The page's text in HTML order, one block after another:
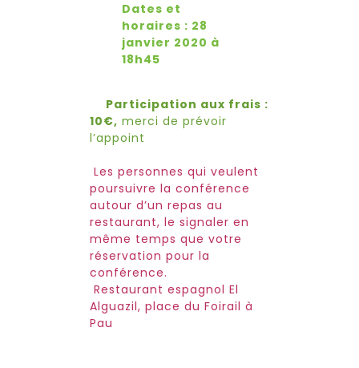
Dates et
horaires : 28
janvier 2020 à
18h45
Participation aux frais :
10€, merci de prévoir
l’appoint
Les personnes qui veulent
poursuivre la conférence
autour d’un repas au
restaurant, le signaler en
même temps que votre
réservation pour la
conférence.
Restaurant espagnol El
Alguazil, place du Foirail à
Pau